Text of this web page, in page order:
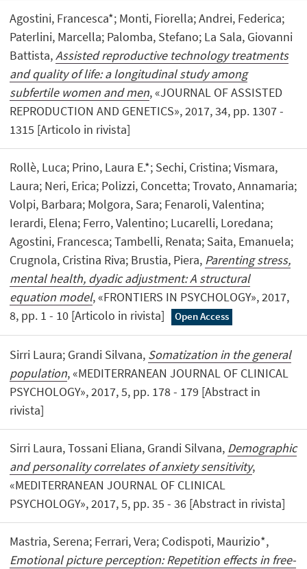
Agostini, Francesca*; Monti, Fiorella; Andrei, Federica;
Paterlini, Marcella; Palomba, Stefano; La Sala, Giovanni
Battista,Assisted reproductive technology treatments
and quality of life: a longitudinal study among
subfertile women and men, «JOURNAL OF ASSISTED
REPRODUCTION AND GENETICS», 2017, 34, pp. 1307 -
1315 [Articolo in rivista]
Rollè, Luca; Prino, Laura E.*; Sechi, Cristina; Vismara,
Laura; Neri, Erica; Polizzi, Concetta; Trovato, Annamaria;
Volpi, Barbara; Molgora, Sara; Fenaroli, Valentina;
Ierardi, Elena; Ferro, Valentino; Lucarelli, Loredana;
Agostini, Francesca; Tambelli, Renata; Saita, Emanuela;
Crugnola, Cristina Riva; Brustia, Piera, Parenting stress,
mental health, dyadic adjustment: A structural
equation model, «FRONTIERS IN PSYCHOLOGY», 2017,
8, pp. 1 - 10 [Articolo in rivista]
Open Access
Sirri Laura; Grandi Silvana, Somatization in the general
population, «MEDITERRANEAN JOURNAL OF CLINICAL
PSYCHOLOGY», 2017, 5, pp. 178 - 179 [Abstract in
rivista]
Sirri Laura, Tossani Eliana, Grandi Silvana, Demographic
and personality correlates of anxiety sensitivity,
«MEDITERRANEAN JOURNAL OF CLINICAL
PSYCHOLOGY», 2017, 5, pp. 35 - 36 [Abstract in rivista]
Mastria, Serena; Ferrari, Vera; Codispoti, Maurizio*,
Emotional picture perception: Repetition effects in free-